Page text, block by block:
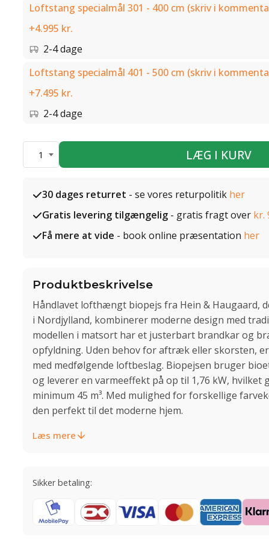
Loftstang specialmål 301 - 400 cm (skriv i
+4.995 kr.
2-4 dage
Loftstang specialmål 401 - 500 cm (skriv i
+7.495 kr.
2-4 dage
1 LÆG I KURV
30 dages returret - se vores returpolitik her
Gratis levering tilgængelig - gratis fragt over kr.
Få mere at vide - book online præsentation her
Produktbeskrivelse
Håndlavet lofthængt biopejs fra Hein & Haugaard,
i Nordjylland, kombinerer moderne design med
modellen i matsort har et justerbart brandkar og
opfyldning. Uden behov for aftræk eller skorsten,
med medfølgende loftbeslag. Biopejsen bruger
og leverer en varmeeffekt på op til 1,76 kW, hvilket
minimum 45 m³. Med mulighed for forskellige
den perfekt til det moderne hjem.
Læs mere
Sikker betaling: